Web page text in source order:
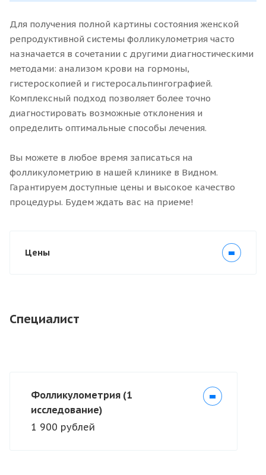
Для получения полной картины состояния женской
репродуктивной системы фолликулометрия часто
назначается в сочетании с другими диагностическими
методами: анализом крови на гормоны,
гистероскопией и гистеросальпингографией.
Комплексный подход позволяет более точно
диагностировать возможные отклонения и
определить оптимальные способы лечения.
Вы можете в любое время записаться на
фолликулометрию в нашей клинике в Видном.
Гарантируем доступные цены и высокое качество
процедуры. Будем ждать вас на приеме!
Цены
Специалист
Фолликулометрия (1
исследование)
1 900 рублей